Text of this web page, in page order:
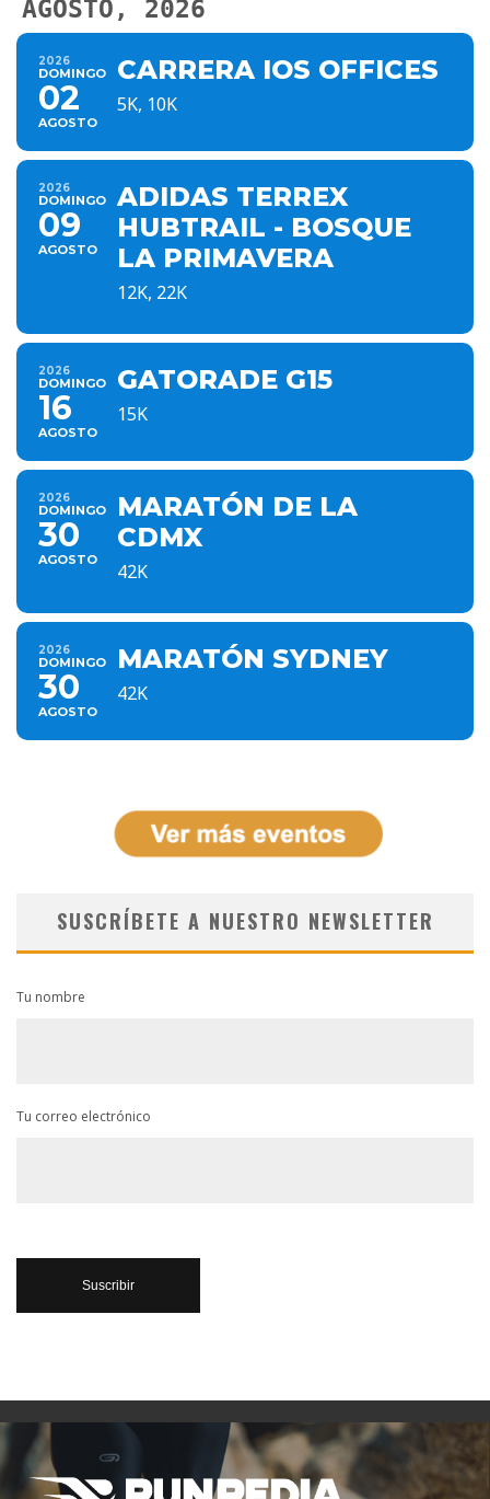
AGOSTO, 2026
2026
DOMINGO
02
AGOSTO
CARRERA IOS OFFICES
5K, 10K
2026
DOMINGO
09
AGOSTO
ADIDAS TERREX
HUBTRAIL - BOSQUE
LA PRIMAVERA
12K, 22K
2026
DOMINGO
16
AGOSTO
GATORADE G15
15K
2026
DOMINGO
30
AGOSTO
MARATÓN DE LA
CDMX
42K
2026
DOMINGO
30
AGOSTO
MARATÓN SYDNEY
42K
SUSCRÍBETE A NUESTRO NEWSLETTER
Tu nombre
Tu correo electrónico